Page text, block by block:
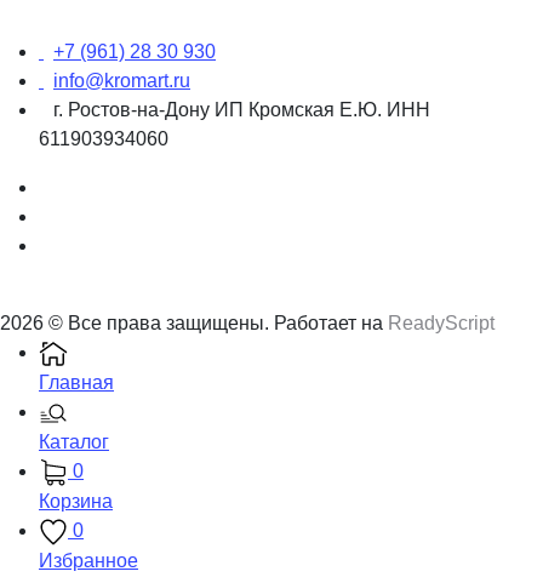
+7 (961) 28 30 930
info@kromart.ru
г. Ростов-на-Дону ИП Кромская Е.Ю. ИНН
611903934060
2026 © Все права защищены. Работает на ReadyScript
Главная
Каталог
0
Корзина
0
Избранное